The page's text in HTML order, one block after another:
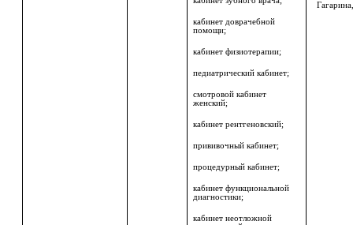
кабинет доврачебной
помощи;
кабинет физиотерапии;
педиатрический кабинет;
смотровой кабинет
женский;
кабинет рентгеновский;
прививочный кабинет;
процедурный кабинет;
кабинет функциональной
диагностики;
кабинет неотложной